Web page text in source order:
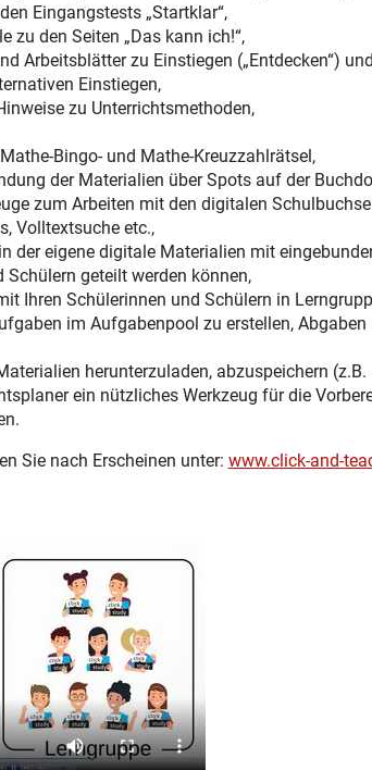
Eingangstests „Startklar“,
zu den Seiten „Das kann ich!“,
Arbeitsblätter zu Einstiegen („Entdecken“)
Einstiegen,
zu Unterrichtsmethoden,
Bingo- und Mathe-Kreuzzahlrätsel,
der Materialien über Spots auf der
zum Arbeiten mit den digitalen
Volltextsuche etc.,
der eigene digitale Materialien mit
Schülern geteilt werden können,
Ihren Schülerinnen und Schülern in
im Aufgabenpool zu erstellen,
herunterzuladen, abzuspeichern
ein nützliches Werkzeug für die
Sie nach Erscheinen unter: www.click-and-